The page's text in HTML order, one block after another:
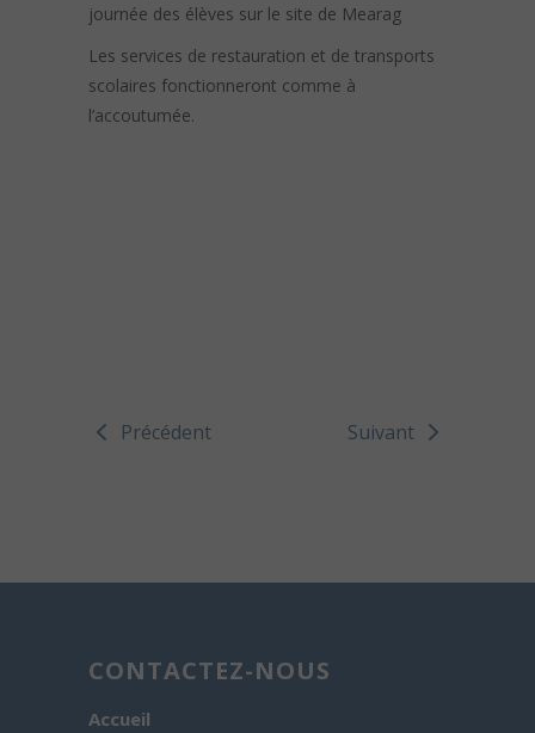
journée des élèves sur le site de Mearag
Les services de restauration et de transports
scolaires fonctionneront comme à
l’accoutumée.
Précédent Suivant
CONTACTEZ-NOUS
Accueil